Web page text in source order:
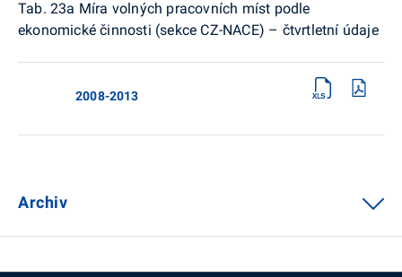
Tab. 23a Míra volných pracovních míst podle
ekonomické činnosti (sekce CZ-NACE) – čtvrtletní údaje
2008-2013
Archiv